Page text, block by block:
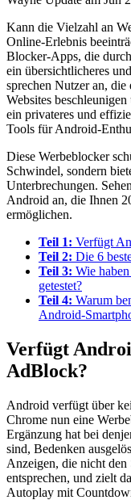
Kann die Vielzahl an
Online-Erlebnis
Blocker-Apps, die
ein übersichtlicheres
sprechen Nutzer an, die
Websites
ein privateres und
Tools für Android-
Diese Werbeblocker
Schwindel, sondern
Unterbrechungen.
Android an, die Ihnen
ermöglichen.
Teil 1: Verfügt
Teil 2: Die 6
Teil 3: Wie
getestet?
Teil 4: Warum
Android-
Verfügt
AdBlock?
Android verfügt über
Chrome nun eine
Ergänzung hat bei
sind, Bedenken
Anzeigen, die nicht
entsprechen, und zielt
Autoplay mit